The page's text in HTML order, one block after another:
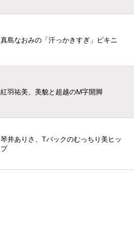
真島なおみの「汗っかきすぎ」ビキニ
紅羽祐美、美貌と超越のM字開脚
琴井ありさ、Tバックのむっちり美ヒッ
プ